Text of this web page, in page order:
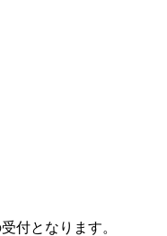
付となります。